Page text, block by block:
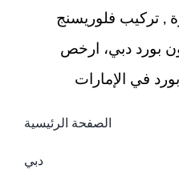
, تركيب فلوريسنج
بورد دبي، ارخص
في الإمارات
الصفحة الرئيسية
دبي